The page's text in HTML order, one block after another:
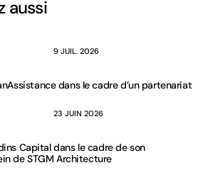
aussi
9 JUIL. 2026
dans le cadre d’un partenariat
23 JUIN 2026
Capital dans le cadre de son
de STGM Architecture